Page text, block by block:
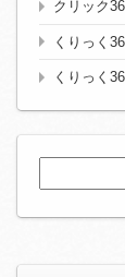
クリック
くりっく
くりっく
索: